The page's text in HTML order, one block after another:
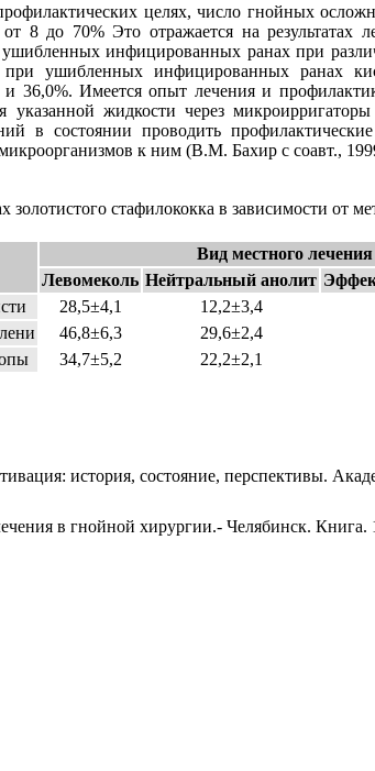
целях, число гнойных
8 до 70% Это отражается на результатах
инфицированных ранах при
при ушибленных инфицированных ранах
36,0%. Имеется опыт лечения и
жидкости через
в состоянии проводить
к ним (В.М. Бахир с соавт.,
стафилококка в зависимости от
Вид местного
Левомеколь Нейтральный анолит
28,5±4,1
12,2±3,4
46,8±6,3
29,6±2,4
34,7±5,2 22,2±2,1
история, состояние, перспективы.
в гнойной хирургии.- Челябинск. Книга.